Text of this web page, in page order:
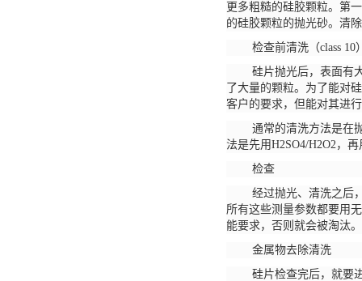
更多粗糙的硅胶颗粒。第
的硅胶颗粒的抛光砂。清
检查前清洗（class 10
硅片抛光后，表面有
了大量的颗粒。为了能对
客户的要求，但能对其进
通常的清洗方法是在
法是先用H2SO4/H2O2，
检查
经过抛光、清洗之后
所有这些测量参数都要用
能要求，否则就会被淘汰。
金属物去除清洗
硅片检查完后，就要